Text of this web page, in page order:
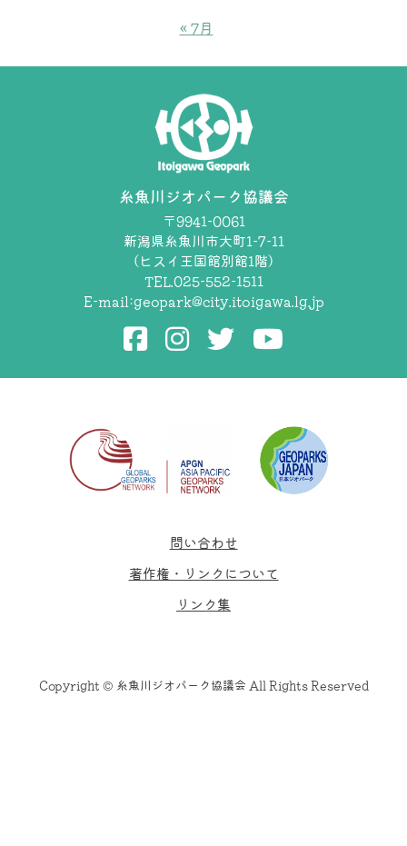
« 7月
糸魚川ジオパーク協議会
〒9941-0061
新潟県糸魚川市大町1-7-11
（ヒスイ王国館別館1階）
TEL.025-552-1511
E-mail:geopark@city.itoigawa.lg.jp
問い合わせ
著作権・リンクについて
リンク集
Copyright © 糸魚川ジオパーク協議会 All Rights Reserved